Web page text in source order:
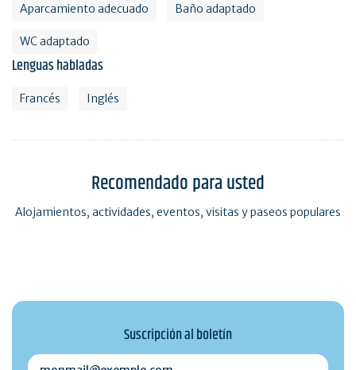
Aparcamiento adecuado Baño adaptado
WC adaptado
Lenguas habladas
Francés Inglés
Recomendado para usted
Alojamientos, actividades, eventos, visitas y paseos populares
Suscripción al boletín
monmail@exemple.com